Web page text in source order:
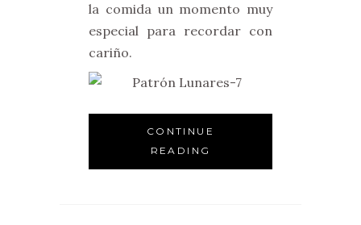
la comida un momento muy
especial para recordar con
cariño.
CONTINUE
READING